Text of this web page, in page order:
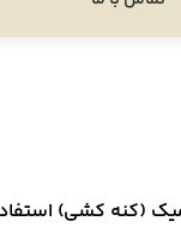
(کنه کشی)